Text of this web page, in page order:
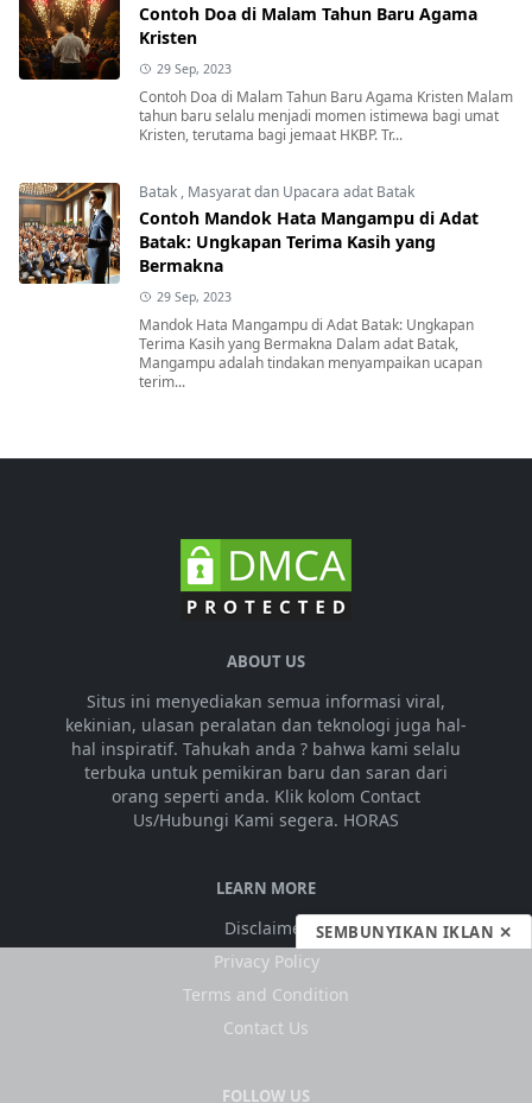
Contoh Doa di Malam Tahun Baru Agama
Kristen
29 Sep, 2023
Contoh Doa di Malam Tahun Baru Agama Kristen Malam
tahun baru selalu menjadi momen istimewa bagi umat
Kristen, terutama bagi jemaat HKBP. Tr...
Batak , Masyarat dan Upacara adat Batak
Contoh Mandok Hata Mangampu di Adat
Batak: Ungkapan Terima Kasih yang
Bermakna
29 Sep, 2023
Mandok Hata Mangampu di Adat Batak: Ungkapan
Terima Kasih yang Bermakna Dalam adat Batak,
Mangampu adalah tindakan menyampaikan ucapan
terim...
ABOUT US
Situs ini menyediakan semua informasi viral,
kekinian, ulasan peralatan dan teknologi juga hal-
hal inspiratif. Tahukah anda ? bahwa kami selalu
terbuka untuk pemikiran baru dan saran dari
orang seperti anda. Klik kolom Contact
Us/Hubungi Kami segera. HORAS
LEARN MORE
Disclaimer
Privacy Policy
Terms and Condition
Contact Us
FOLLOW US
SEMBUNYIKAN IKLAN ✕